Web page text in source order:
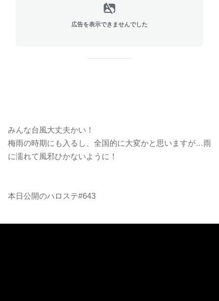
広告を表示できませんでした
みんな台風大丈夫かい！
梅雨の時期にも入るし、全国的に大変かと思いますが…雨
に濡れて風邪ひかないように！
本日公開のハロステ#643